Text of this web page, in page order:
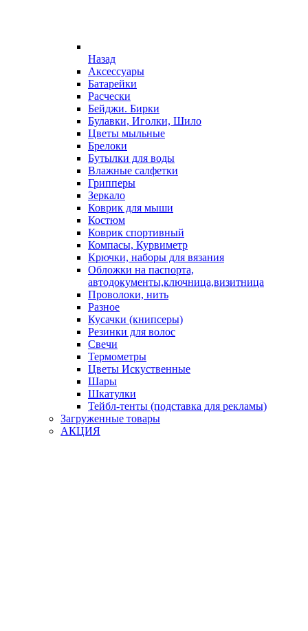
Назад
Аксессуары
Батарейки
Расчески
Бейджи. Бирки
Булавки, Иголки, Шило
Цветы мыльные
Брелоки
Бутылки для воды
Влажные салфетки
Грипперы
Зеркало
Коврик для мыши
Костюм
Коврик спортивный
Компасы, Курвиметр
Крючки, наборы для вязания
Обложки на паспорта,
автодокументы,ключница,визитница
Проволоки, нить
Разное
Кусачки (книпсеры)
Резинки для волос
Свечи
Термометры
Цветы Искуственные
Шары
Шкатулки
Тейбл-тенты (подставка для рекламы)
Загруженные товары
АКЦИЯ